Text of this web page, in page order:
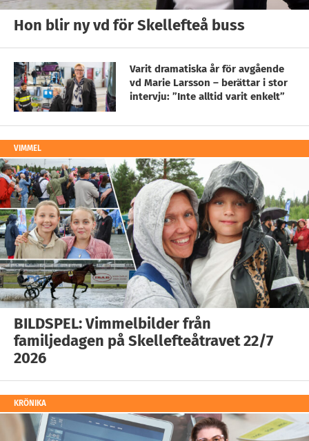
Hon blir ny vd för Skellefteå buss
Varit dramatiska år för avgående
vd Marie Larsson – berättar i stor
intervju: ”Inte alltid varit enkelt”
VIMMEL
BILDSPEL: Vimmelbilder från
familjedagen på Skellefteåtravet 22/7
2026
KRÖNIKA